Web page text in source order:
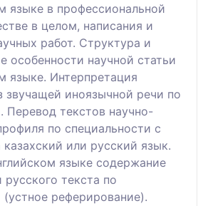
языке в профессиональной
в целом, написания и
работ. Структура и
особенности научной статьи
языке. Интерпретация
звучащей иноязычной речи по
Перевод текстов научно-
по специальности с
казахский или русский язык.
языке содержание
русского текста по
(устное реферирование).